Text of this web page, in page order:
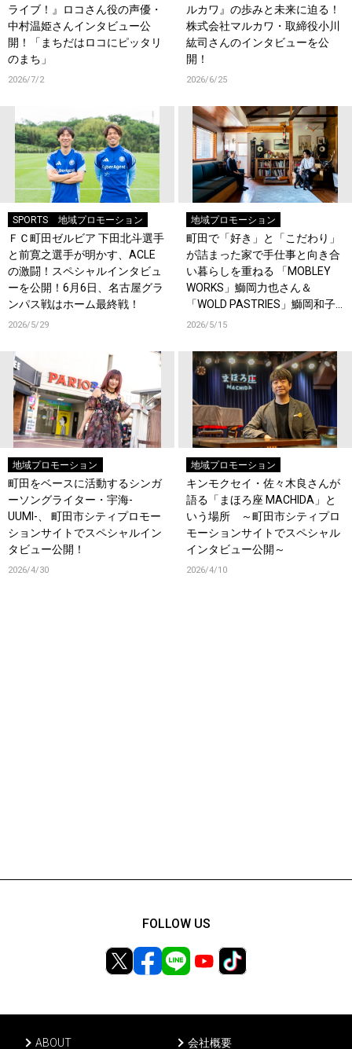
ライブ！』ロコさん役の声優・
中村温姫さんインタビュー公
開！「まちだはロコにピッタリ
のまち」
2026/7/2
ルカワ』の歩みと未来に迫る！
株式会社マルカワ・取締役小川
紘司さんのインタビューを公
開！
2026/6/25
SPORTS 地域プロモーション
ＦＣ町田ゼルビア 下田北斗選手
と前寛之選手が明かす、ACLE
の激闘！スペシャルインタビュ
ーを公開！6月6日、名古屋グラ
ンパス戦はホーム最終戦！
2026/5/29
地域プロモーション
町田で「好き」と「こだわり」
が詰まった家で手仕事と向き合
い暮らしを重ねる 「MOBLEY
WORKS」鰤岡力也さん＆
「WOLD PASTRIES」鰤岡和子
さん、 インタビュー公開！
2026/5/15
地域プロモーション
町田をベースに活動するシンガ
ーソングライター・宇海-
UUMI-、 町田市シティプロモー
ションサイトでスペシャルイン
タビュー公開！
2026/4/30
地域プロモーション
キンモクセイ・佐々木良さんが
語る「まほろ座 MACHIDA」と
いう場所 ～町田市シティプロ
モーションサイトでスペシャル
インタビュー公開～
2026/4/10
ABOUT 会社概要
FOLLOW US